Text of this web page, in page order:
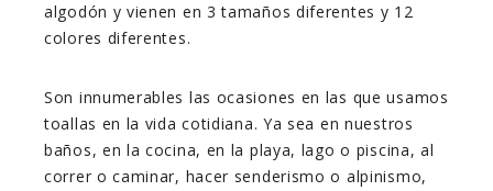
algodón y vienen en 3 tamaños diferentes y 12
colores diferentes.
Son innumerables las ocasiones en las que usamos
toallas en la vida cotidiana. Ya sea en nuestros
baños, en la cocina, en la playa, lago o piscina, al
correr o caminar, hacer senderismo o alpinismo,